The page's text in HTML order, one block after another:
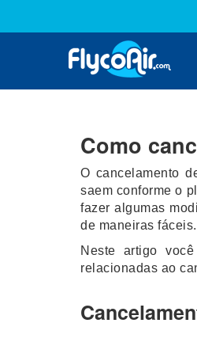
Como
O cancelamento
saem conforme o
fazer algumas
de maneiras fáceis.
Neste artigo
relacionadas ao